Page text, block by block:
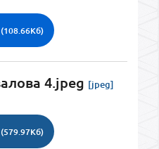
(108.66Кб)
4.jpeg [jpeg]
(579.97Кб)